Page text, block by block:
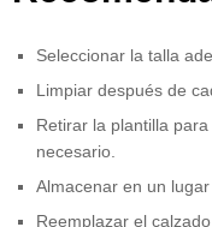
Seleccionar la talla
Limpiar después de
Retirar la plantilla
necesario.
Almacenar en un
Reemplazar el